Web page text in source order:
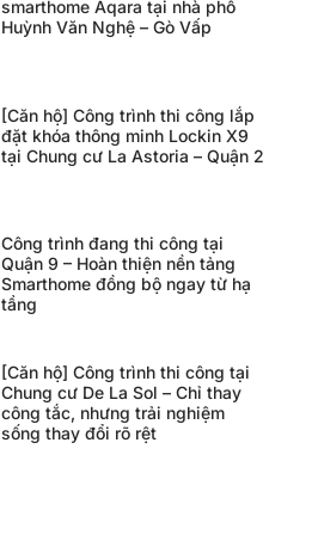
smarthome Aqara tại nhà phố
Huỳnh Văn Nghệ – Gò Vấp
[Căn hộ] Công trình thi công lắp
đặt khóa thông minh Lockin X9
tại Chung cư La Astoria – Quận 2
Công trình đang thi công tại
Quận 9 – Hoàn thiện nền tảng
Smarthome đồng bộ ngay từ hạ
tầng
[Căn hộ] Công trình thi công tại
Chung cư De La Sol – Chỉ thay
công tắc, nhưng trải nghiệm
sống thay đổi rõ rệt